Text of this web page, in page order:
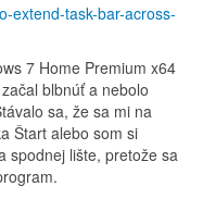
extend-task-bar-across-
7 Home Premium x64
blbnúť a nebolo
sa, že sa mi na
Štart alebo som si
spodnej lište, pretože sa